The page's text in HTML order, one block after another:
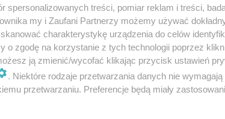
spersonalizowanych treści, pomiar reklam i treści,
my i Zaufani Partnerzy możemy używać
charakterystykę urządzenia do celów
o zgodę na korzystanie z tych technologii poprzez
ją zmienić/wycofać klikając przycisk ustawień
. Niektóre rodzaje przetwarzania danych nie
przetwarzaniu. Preferencje będą miały